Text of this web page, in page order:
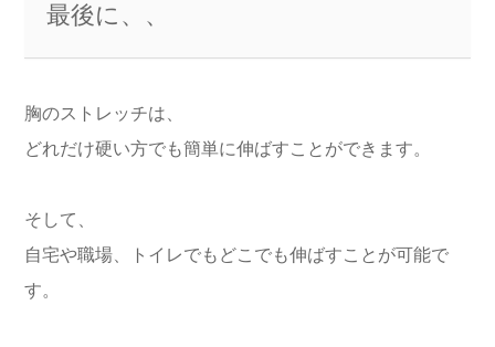
最後に、、
胸のストレッチは、
どれだけ硬い方でも簡単に伸ばすことができます。
そして、
自宅や職場、トイレでもどこでも伸ばすことが可能で
す。